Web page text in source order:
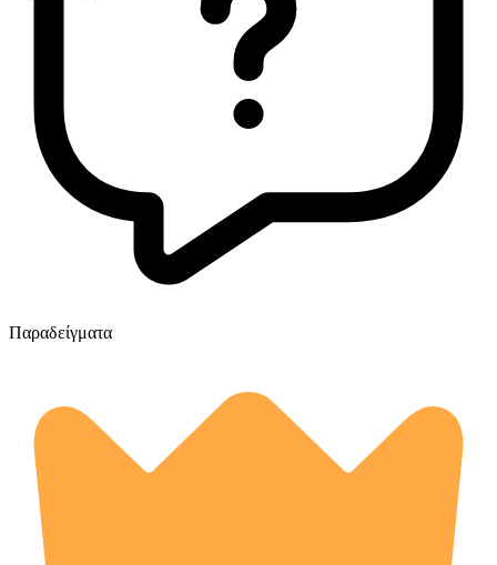
Παραδείγματα